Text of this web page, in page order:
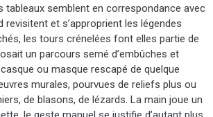
tableaux semblent en correspondance avec
et s’approprient les légendes
les tours crénelées font elles partie de
un parcours semé d’embûches et
ou masque rescapé de quelque
murales, pourvues de reliefs plus ou
de blasons, de lézards. La main joue un